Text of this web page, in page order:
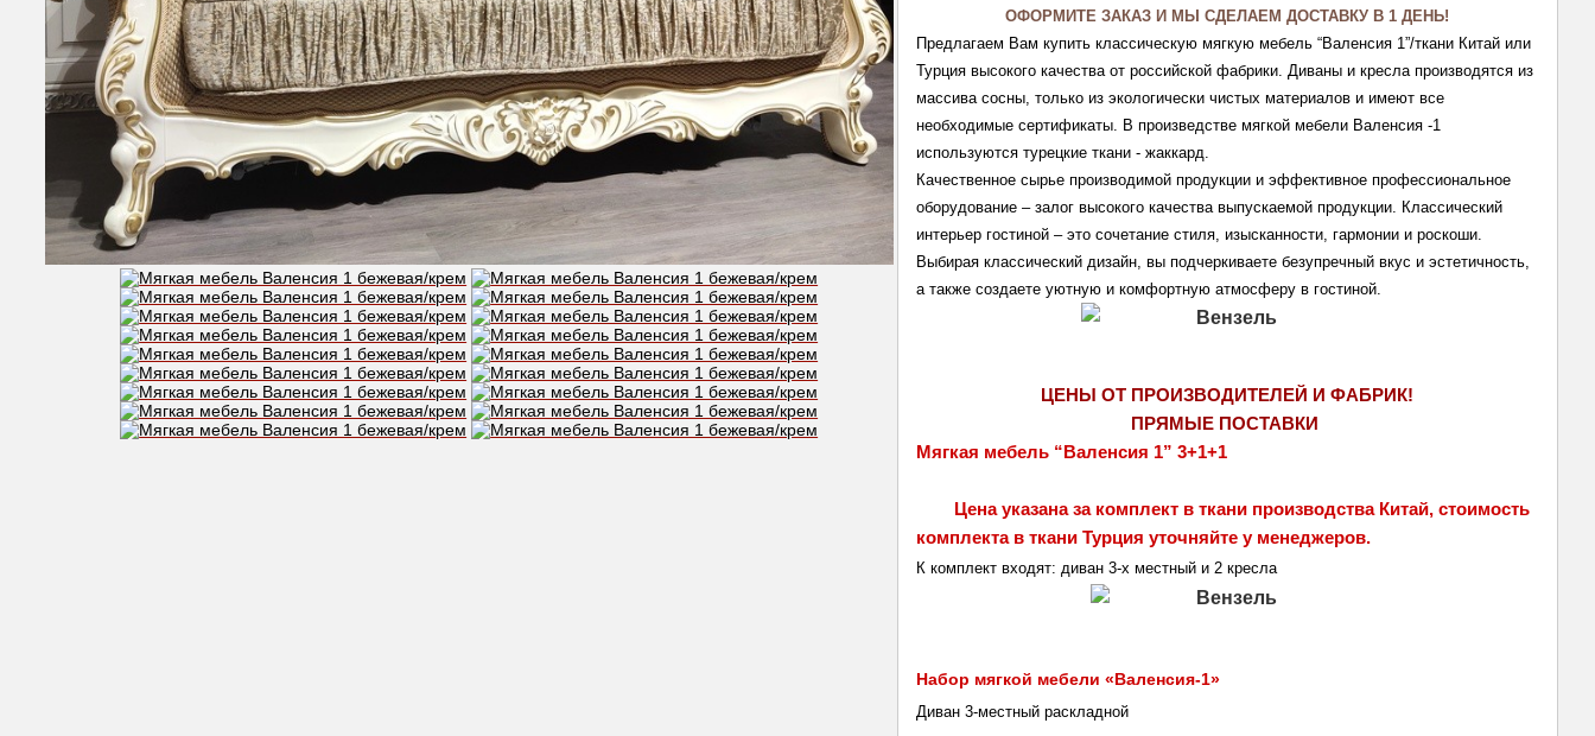
ОФОРМИТЕ ЗАКАЗ И МЫ СДЕЛАЕМ ДОСТАВКУ В 1 ДЕНЬ!
Предлагаем Вам купить классическую мягкую мебель “Валенсия 1”/ткани Китай или
Турция высокого качества от российской фабрики. Диваны и кресла производятся из
массива сосны, только из экологически чистых материалов и имеют все
необходимые сертификаты. В произведстве мягкой мебели Валенсия -1
используются турецкие ткани - жаккард.
Качественное сырье производимой продукции и эффективное профессиональное
оборудование – залог высокого качества выпускаемой продукции. Классический
интерьер гостиной – это сочетание стиля, изысканности, гармонии и роскоши.
Выбирая классический дизайн, вы подчеркиваете безупречный вкус и эстетичность,
а также создаете уютную и комфортную атмосферу в гостиной.
ЦЕНЫ ОТ ПРОИЗВОДИТЕЛЕЙ И ФАБРИК!
ПРЯМЫЕ ПОСТАВКИ
Мягкая мебель “Валенсия 1” 3+1+1
комплекта в ткани Турция уточняйте у менеджеров.
К комплект входят: диван 3-х местный и 2 кресла
Набор мягкой мебели «Валенсия-1»
Диван 3-местный раскладной